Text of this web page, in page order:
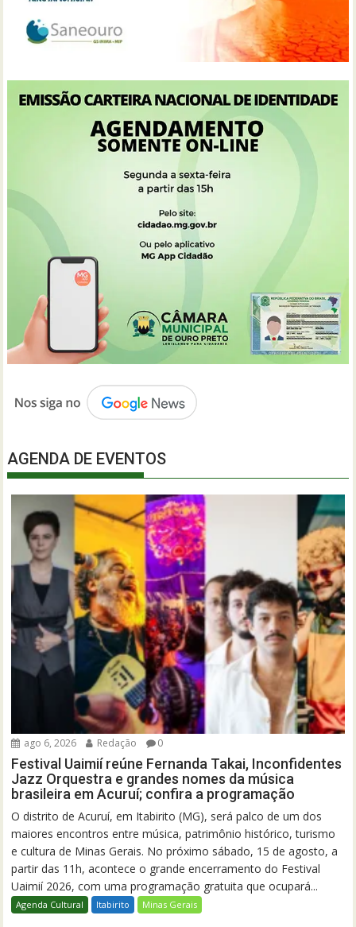
AGENDA DE EVENTOS
ago 6, 2026 Redação 0
Festival Uaimií reúne Fernanda Takai, Inconfidentes
Jazz Orquestra e grandes nomes da música
brasileira em Acuruí; confira a programação
O distrito de Acuruí, em Itabirito (MG), será palco de um dos
maiores encontros entre música, patrimônio histórico, turismo
e cultura de Minas Gerais. No próximo sábado, 15 de agosto, a
partir das 11h, acontece o grande encerramento do Festival
Uaimií 2026, com uma programação gratuita que ocupará...
Agenda Cultural Itabirito Minas Gerais